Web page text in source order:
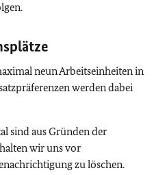
neun Arbeitseinheiten in
werden dabei
sind aus Gründen der
wir uns vor
zu löschen.